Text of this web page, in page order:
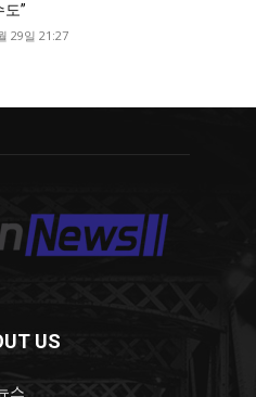
”
29일 21:27
US
스